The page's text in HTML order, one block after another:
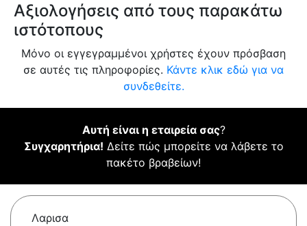
Αξιολογήσεις από τους παρακάτω
ιστότοπους
Μόνο οι εγγεγραμμένοι χρήστες έχουν πρόσβαση
σε αυτές τις πληροφορίες. Κάντε κλικ εδώ για να
συνδεθείτε.
Αυτή είναι η εταιρεία σας?
Συγχαρητήρια! Δείτε πώς μπορείτε να λάβετε το
πακέτο βραβείων!
Λαρισα